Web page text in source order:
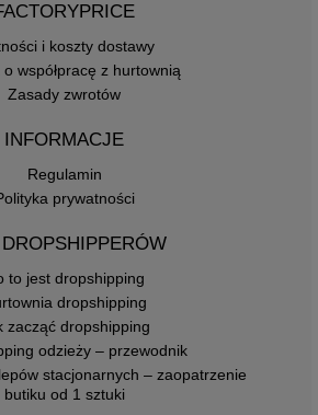
i koszty dostawy
o współpracę z hurtownią
Zasady zwrotów
INFORMACJE
Regulamin
prywatności
to jest dropshipping
dropshipping
zacząć dropshipping
odzieży – przewodnik
stacjonarnych – zaopatrzenie
butiku od 1 sztuki